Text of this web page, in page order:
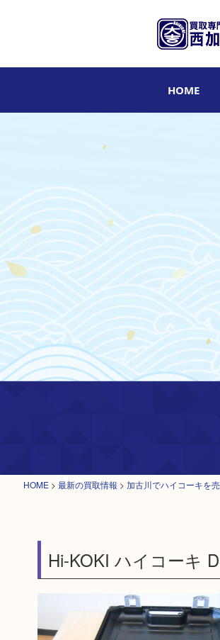
HOME
HOME > 最新の買取情報 > 加古川でハイコーキを
Hi-KOKI ハイコーキ